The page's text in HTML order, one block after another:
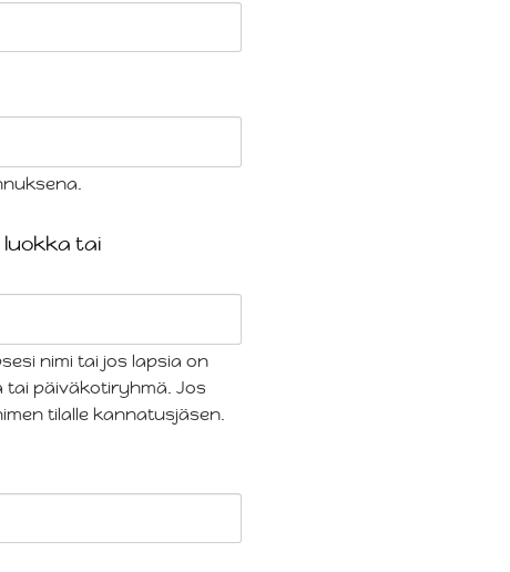
luokka tai
nimi tai jos lapsia on
tai päiväkotiryhmä. Jos
tilalle kannatusjäsen.